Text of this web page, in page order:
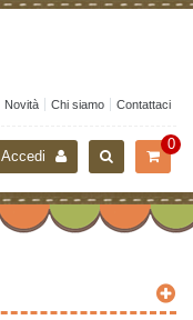
Novità Chi siamo Contattaci
0
Accedi